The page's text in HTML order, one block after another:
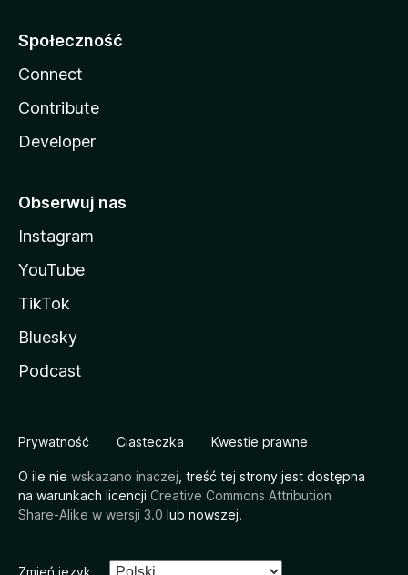
Społeczność
Connect
Contribute
Developer
Obserwuj nas
Instagram
YouTube
TikTok
Bluesky
Podcast
Prywatność Ciasteczka Kwestie prawne
O ile nie wskazano inaczej , treść tej strony jest dostępna
na warunkach licencji Creative Commons Attribution
Share-Alike w wersji 3.0 lub nowszej.
Zmień język